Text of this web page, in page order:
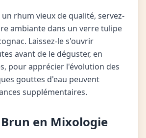
rhum vieux de qualité, servez-
ambiante dans un verre tulipe
Laissez-le s'ouvrir
avant de le déguster, en
pour apprécier l'évolution des
gouttes d'eau peuvent
supplémentaires.
en Mixologie